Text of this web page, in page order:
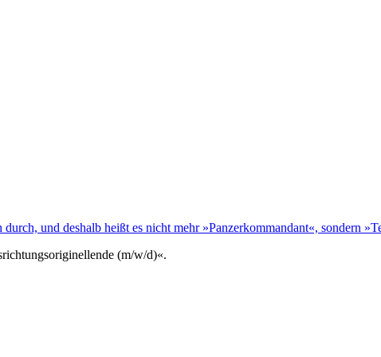
und deshalb heißt es nicht mehr »Panzerkommandant«, sondern
(m/w/d)«.